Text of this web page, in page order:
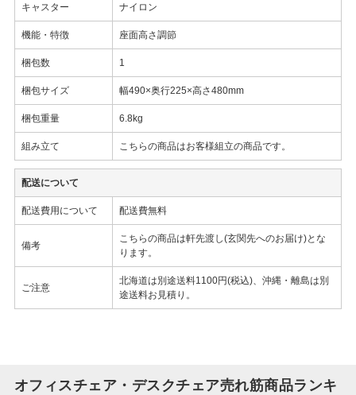
キャスター ナイロン
機能・特徴 座面高さ調節
梱包数 1
梱包サイズ 幅490×奥行225×高さ480mm
梱包重量 6.8kg
組み立て こちらの商品はお客様組立の商品です。
配送について
配送費用について 配送費無料
備考
こちらの商品は軒先渡し(玄関先へのお届け)とな
ります。
ご注意
北海道は別途送料1100円(税込)、沖縄・離島は別
途送料お見積り。
オフィスチェア・デスクチェア売れ筋商品ランキ